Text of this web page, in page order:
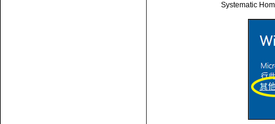
Systematic